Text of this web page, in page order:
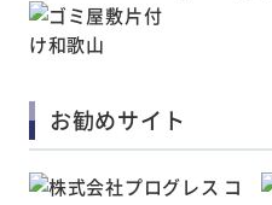
お勧めサイト